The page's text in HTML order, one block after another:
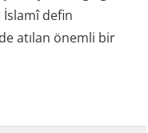
İslamî defin
atılan önemli bir